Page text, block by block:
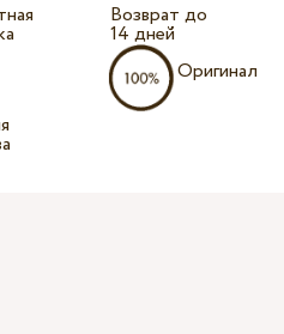
Возврат до
14 дней
Оригинал